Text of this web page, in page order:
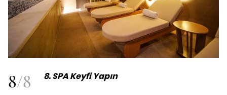
8/8 8. SPA Keyfi Yapın